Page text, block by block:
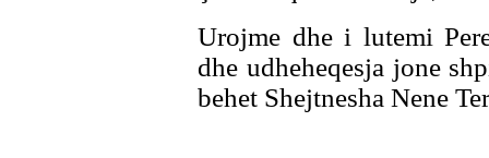
Urojme dhe i lutemi
dhe udheheqesja jone
behet Shejtnesha Nene